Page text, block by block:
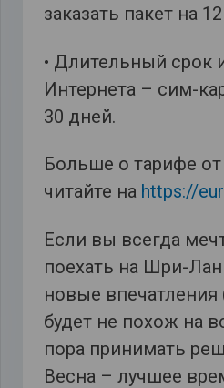
заказать пакет на
• Длительный срок
Интернета – сим-
30 дней.
Больше о тарифе
читайте на https://
Если вы всегда
поехать на Шри-
новые
будет не похож на
пора принимать
Весна – лучшее